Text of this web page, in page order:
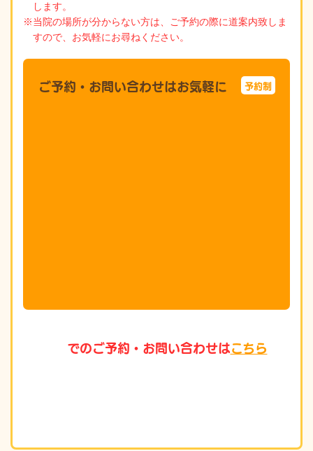
します。
※当院の場所が分からない方は、ご予約の際に道案内致しま
すので、お気軽にお尋ねください。
ご予約・お問い合わせはお気軽に 予約制
でのご予約・お問い合わせはこちら